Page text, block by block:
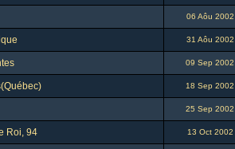
06 Aôu 2002
31 Aôu 2002
09 Sep 2002
18 Sep 2002
25 Sep 2002
Roi, 94 13 Oct 2002